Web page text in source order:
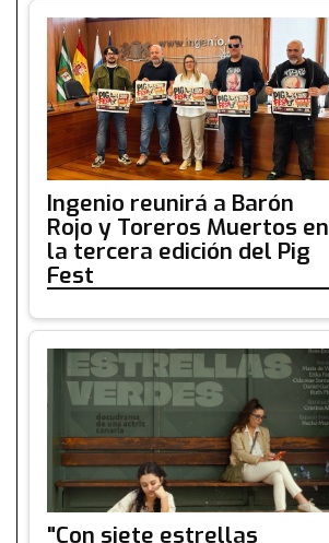
Ingenio reunirá a Barón
Rojo y Toreros Muertos en
la tercera edición del Pig
Fest
"Con siete estrellas